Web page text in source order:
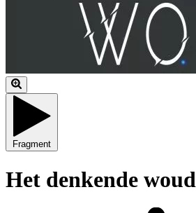
Fragment
Het denkende woud